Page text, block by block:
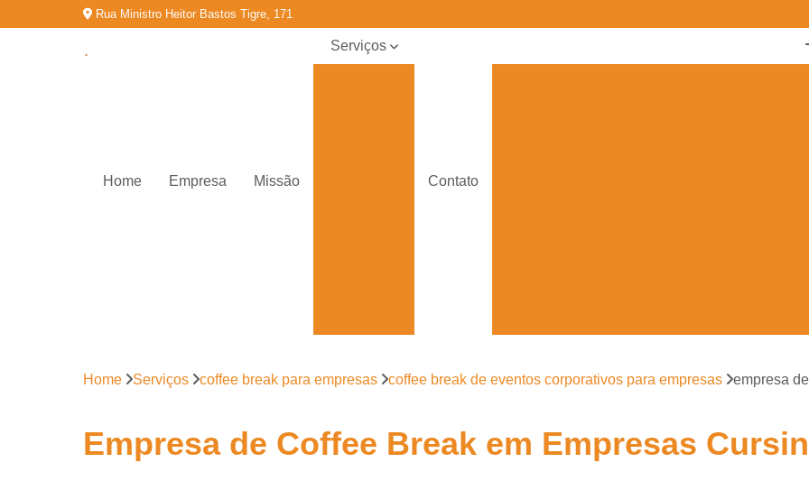
Rua Ministro Heitor Bastos Tigre, 171
Home Empresa Missão
Serviços
Salgados
Contato
Doces para Festa de Debutante
Doces
Kit Doces Festa Infantil
Kit Doces para
Home Serviços coffee break para empresas coffee break de eventos corporativos para empresas empresa
Empresa de Coffee Break em Empresas